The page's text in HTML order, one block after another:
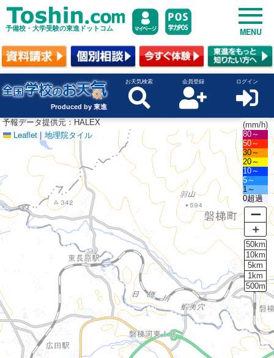
予備校・大学受験の東進ドットコム MENU
Produced by 東進
お天気検索 会員登録 ログイン
Leaflet | 地理院タイル
(mm/h)
80～
50～
30～
20～
10～
5～
1～
0超過
ー
＋
50km
10km
5km
1km
500m
予報データ提供元：HALEX